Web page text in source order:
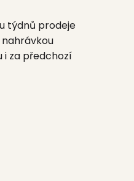
týdnů prodeje
i za předchozí